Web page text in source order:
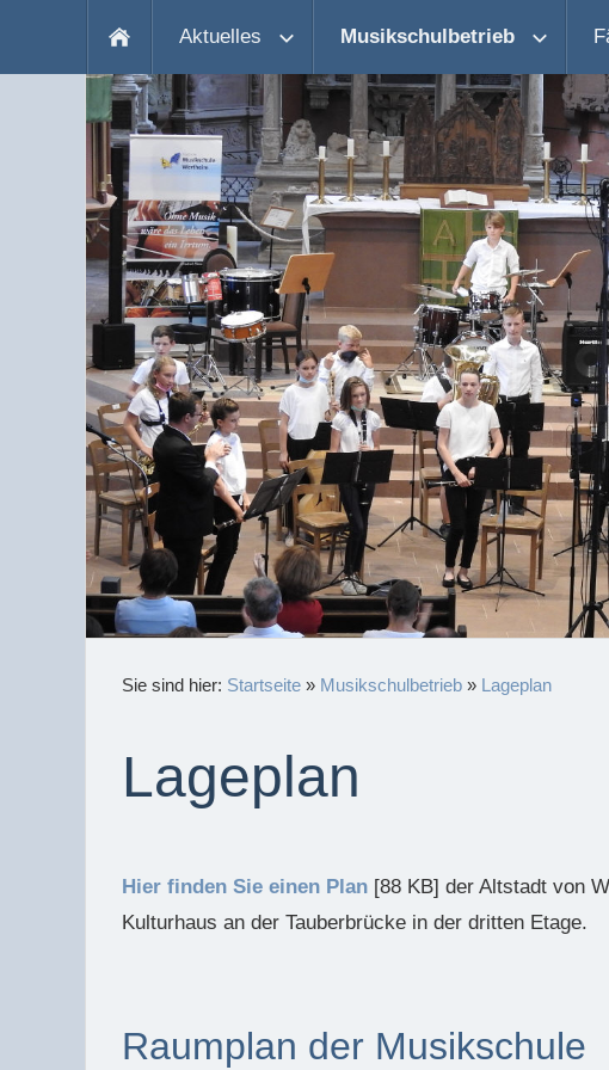
Aktuelles Musikschulbetrieb
Sie sind hier: Startseite » Musikschulbetrieb » Lageplan
Lageplan
Hier finden Sie einen Plan [88 KB] der Altstadt von
Kulturhaus an der Tauberbrücke in der dritten Etage.
Raumplan der Musikschule